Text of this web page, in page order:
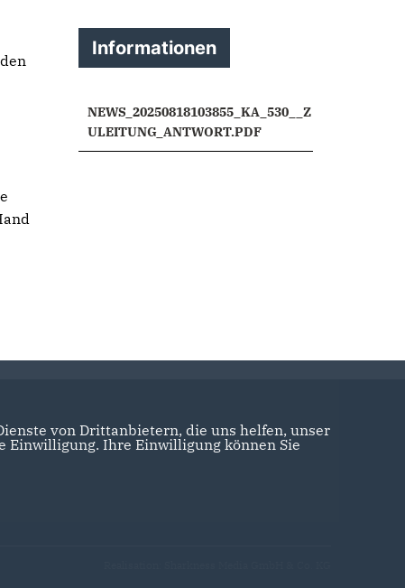
Informationen
NEWS_20250818103855_KA_530__Z
ULEITUNG_ANTWORT.PDF
von Drittanbietern, die uns helfen, unser
Einwilligung. Ihre Einwilligung können Sie